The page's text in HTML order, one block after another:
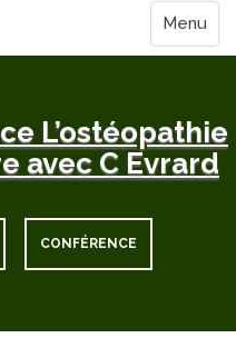
Menu
L’ostéopathie
avec C Evrard
CONFÉRENCE